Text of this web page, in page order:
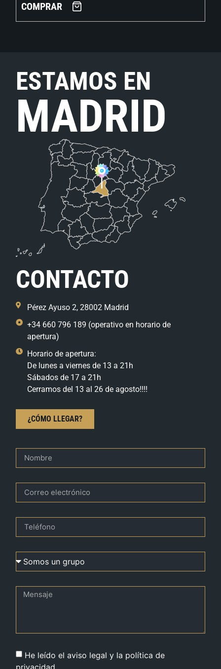
COMPRAR
ESTAMOS EN
MADRID
CONTACTO
Pérez Ayuso 2, 28002 Madrid
+34 660 796 189 (operativo en horario de
apertura)
Horario de apertura:
De lunes a viernes de 13 a 21h
Sábados de 17 a 21h
Cerramos del 13 al 26 de agosto!!!!
¿CÓMO LLEGAR?
He leído el aviso legal y la política de
privacidad